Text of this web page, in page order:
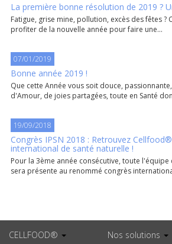
La première bonne résolution de 2019 ?
Fatigue, grise mine, pollution, excès des fêtes ?
profiter de la nouvelle année pour faire une...
07/01/2019
Bonne année 2019 !
Que cette Année vous soit douce,
d'Amour, de joies partagées, toute en Santé
19/09/2018
Congrès IPSN 2018 : Retrouvez
international de santé naturelle !
Pour la 3ème année consécutive, toute
sera présente au renommé congrès
CELLFOOD®
Nos solutions